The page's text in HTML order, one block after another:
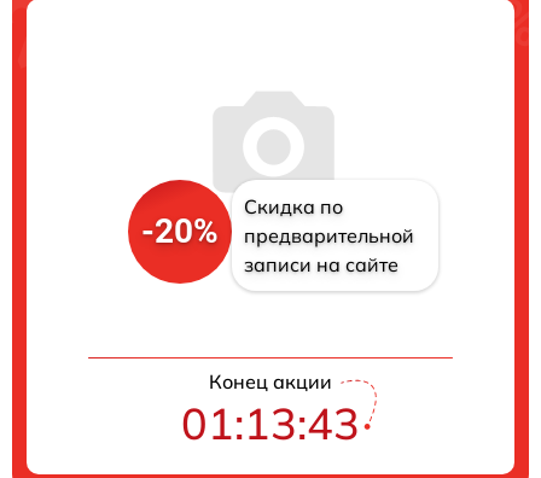
-20%
Скидка по
предварительной
записи на сайте
Конец акции
01:13:42